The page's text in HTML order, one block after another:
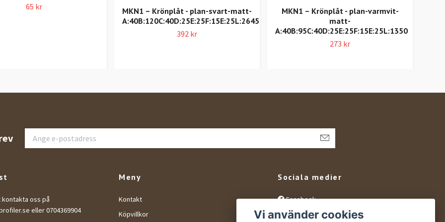
65 kr
MKN1 – Krönplåt - plan-svart-matt-
A:40B:120C:40D:25E:25F:15E:25L:2645
392 kr
MKN1 – Krönplåt - plan-varmvit-
matt-
A:40B:95C:40D:25E:25F:15E:25L:1350
273 kr
oss på
eller 0704369904
Meny
Kontakt
Köpvillkor
Sociala medier
Facebook
Instagram
Vi använder cookies